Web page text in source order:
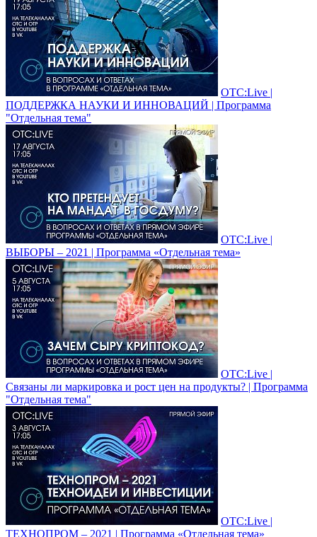
ОТС:Live |
ПОДДЕРЖКА НАУКИ И ИННОВАЦИЙ | Программа
"Отдельная тема"
ОТС:Live |
ВЫБОРЫ – 2021 | Программа «Отдельная тема»
ОТС:Live |
Связаны ли маркировка и рост цен на продукты? | Программа
"Отдельная тема"
ОТС:Live |
ТЕХНОПРОМ – 2021 | Программа «Отдельная тема»